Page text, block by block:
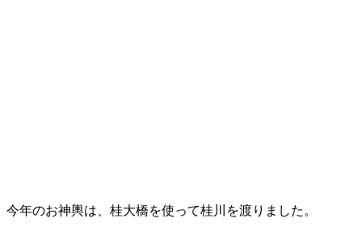
今年のお神輿は、桂大橋を使って桂川を渡りました。